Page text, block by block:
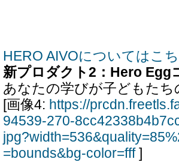
HERO AIVOについてはこ
新プロダクト2：Hero Egg
あなたの学びが子どもた
[画像4: https://
94539-270-
=bounds&bg-color=fff]